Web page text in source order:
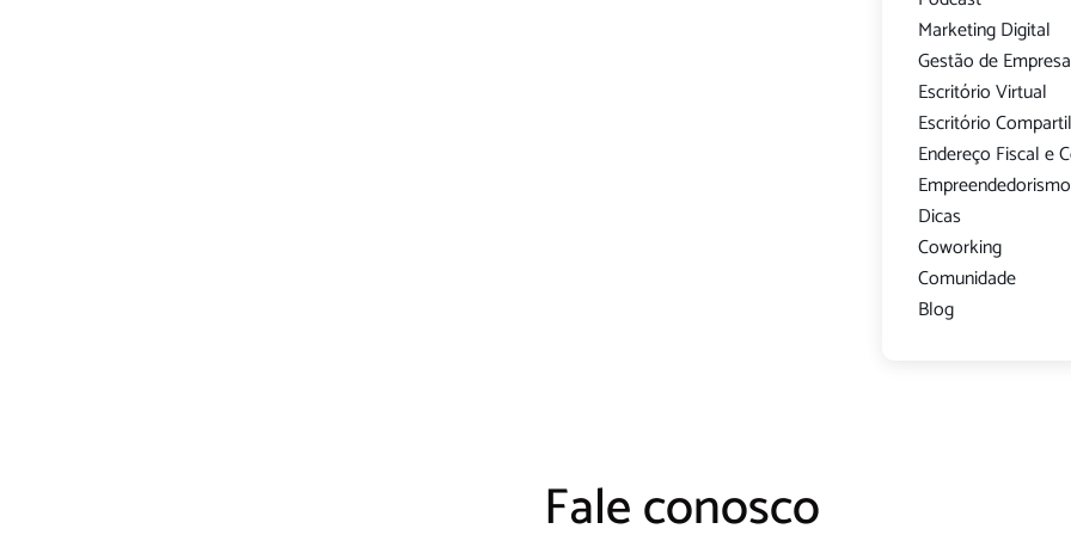
Marketing Digital
Gestão de
Escritório Virtual
Escritório
Endereço Fiscal e
Empreendedorismo
Dicas
Coworking
Comunidade
Blog
Fale conosco